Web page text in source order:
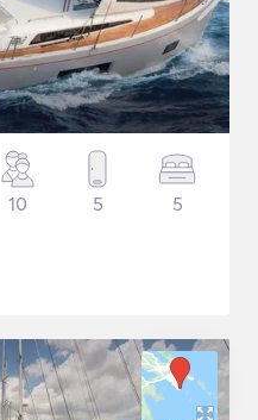
10 5 5